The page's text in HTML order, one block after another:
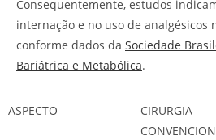
Consequentemente, estudos
internação e no uso de analgésicos
conforme dados da Sociedade
Bariátrica e Metabólica.
ASPECTO
CIRURGIA